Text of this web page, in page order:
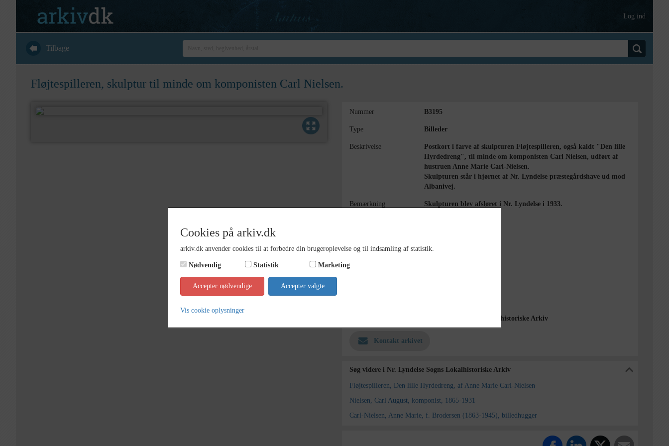
Log ind
Tilbage
Fløjtespilleren, skulptur til minde om komponisten Carl Nielsen.
Nummer B3195
Type Billeder
Beskrivelse
Postkort i farve af skulpturen Fløjtespilleren, også kaldt "Den lille
Hyrdedreng", til minde om komponisten Carl Nielsen, udført af
hustruen Anne Marie Carl-Nielsen.
Skulpturen står i hjørnet af Nr. Lyndelse præstegårdshave ud mod
Albanivej.
Bemærkning
Skulpturen blev afsløret i Nr. Lyndelse i 1933.
Fotograf Reenberg, Carsten
Størrelse
Nr. Lyndelse Sogns Lokalhistoriske Arkiv
Kontakt arkivet
Søg videre i Nr. Lyndelse Sogns Lokalhistoriske Arkiv
Fløjtespilleren, Den lille Hyrdedreng, af Anne Marie Carl-Nielsen
Nielsen, Carl August, komponist, 1865-1931
Carl-Nielsen, Anne Marie, f. Brodersen (1863-1945), billedhugger
Cookies på arkiv.dk
arkiv.dk anvender cookies til at forbedre din brugeroplevelse og til indsamling af statistik.
Nødvendig Statistik Marketing
Accepter nødvendige Accepter valgte
Vis cookie oplysninger